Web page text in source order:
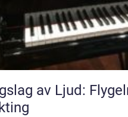
av Ljud: